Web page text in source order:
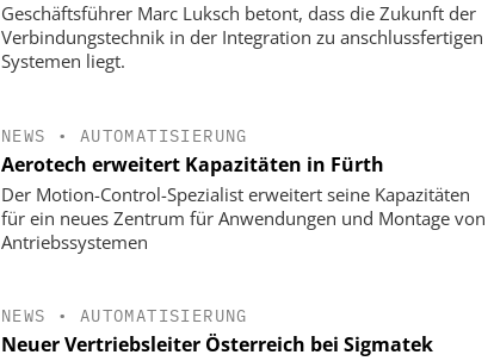
Geschäftsführer Marc Luksch betont, dass die Zukunft der
Verbindungstechnik in der Integration zu anschlussfertigen
Systemen liegt.
NEWS • AUTOMATISIERUNG
Aerotech erweitert Kapazitäten in Fürth
Der Motion-Control-Spezialist erweitert seine Kapazitäten
für ein neues Zentrum für Anwendungen und Montage von
Antriebssystemen
NEWS • AUTOMATISIERUNG
Neuer Vertriebsleiter Österreich bei Sigmatek